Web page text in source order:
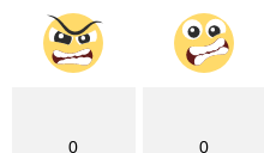
0 0